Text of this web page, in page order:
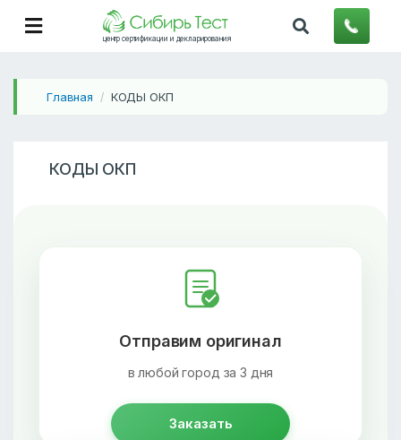
центр сертификации и декларирования
Главная / КОДЫ ОКП
КОДЫ ОКП
Отправим оригинал
в любой город за 3 дня
Заказать